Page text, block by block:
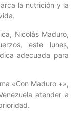
la nutrición y la
Nicolás Maduro,
este lunes,
adecuada para
«Con Maduro +»,
atender a